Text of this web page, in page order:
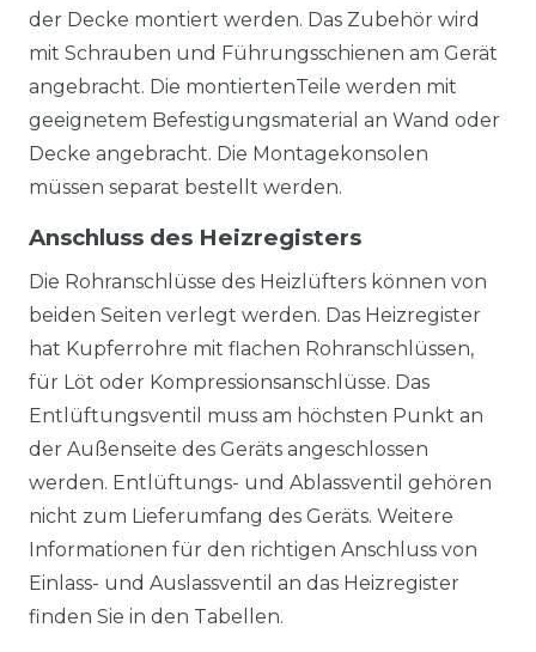
der Decke montiert werden. Das Zubehör wird
mit Schrauben und Führungsschienen am Gerät
angebracht. Die montiertenTeile werden mit
geeignetem Befestigungsmaterial an Wand oder
Decke angebracht. Die Montagekonsolen
müssen separat bestellt werden.
Anschluss des Heizregisters
Die Rohranschlüsse des Heizlüfters können von
beiden Seiten verlegt werden. Das Heizregister
hat Kupferrohre mit flachen Rohranschlüssen,
für Löt oder Kompressionsanschlüsse. Das
Entlüftungsventil muss am höchsten Punkt an
der Außenseite des Geräts angeschlossen
werden. Entlüftungs- und Ablassventil gehören
nicht zum Lieferumfang des Geräts. Weitere
Informationen für den richtigen Anschluss von
Einlass- und Auslassventil an das Heizregister
finden Sie in den Tabellen.